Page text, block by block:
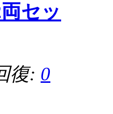
セッ
復: 0